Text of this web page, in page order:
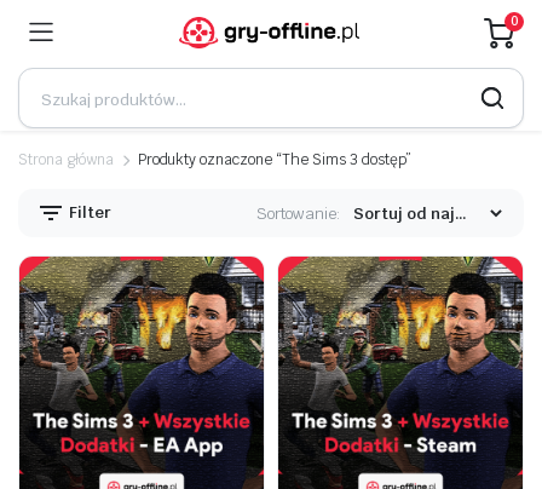
0
Strona główna Produkty oznaczone “The Sims 3 dostęp”
Filter Sortowanie: